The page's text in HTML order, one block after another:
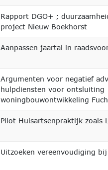
Rapport DGO+ ;
project Nieuw Boekhorst
Aanpassen jaartal in
Argumenten voor negatief
hulpdiensten voor ontsluiting
woningbouwontwikkeling
Pilot Huisartsenpraktijk zoals
Uitzoeken vereenvoudiging